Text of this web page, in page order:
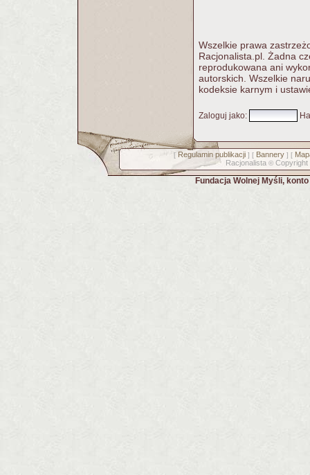
Wszelkie prawa
Racjonalista.pl. Żadna
reprodukowana ani
autorskich. Wszelkie
kodeksie karnym i
Zaloguj jako:
[ Regulamin publikacji] [ Bannery] [
Racjonalista © Copyright
Fundacja Wolnej Myśli,